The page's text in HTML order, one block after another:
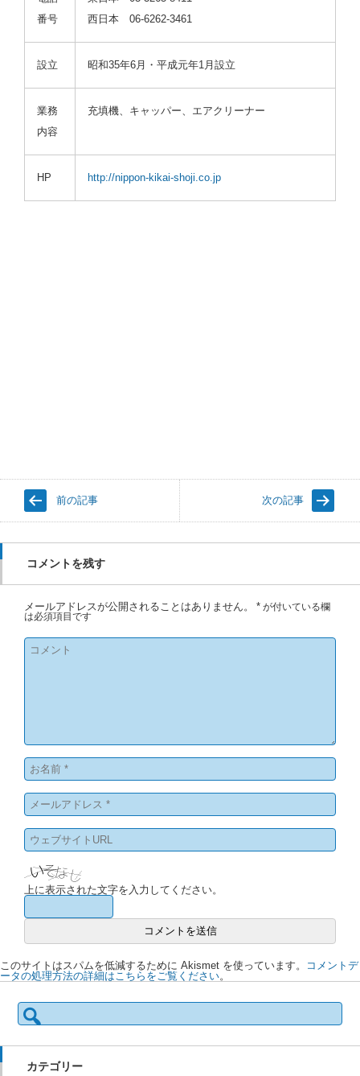
番号
西日本 06-6262-3461
設立 昭和35年6月・平成元年1月設立
業務
内容
充填機、キャッパー、エアクリーナー
HP http://nippon-kikai-shoji.co.jp
前の記事 次の記事
コメントを残す
メールアドレスが公開されることはありません。 * が付いている欄
は必須項目です
上に表示された文字を入力してください。
このサイトはスパムを低減するために Akismet を使っています。
コメントデ
ータの処理方法の詳細はこちらをご覧ください。
検
索:
カテゴリー